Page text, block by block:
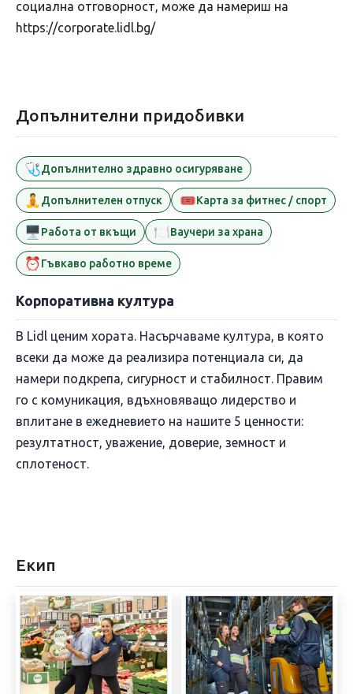
социална отговорност, може да намериш на
https://corporate.lidl.bg/
Допълнителни придобивки
🩺Допълнително здравно осигуряване
🧘Допълнителен отпуск 🎟️Карта за фитнес / спорт
🖥️Работа от вкъщи 🍽️Ваучери за храна
⏰Гъвкаво работно време
Корпоративна култура
В Lidl ценим хората. Насърчаваме култура, в която
всеки да може да реализира потенциала си, да
намери подкрепа, сигурност и стабилност. Правим
го с комуникация, вдъхновяващо лидерство и
вплитане в ежедневието на нашите 5 ценности:
резултатност, уважение, доверие, земност и
сплотеност.
Екип